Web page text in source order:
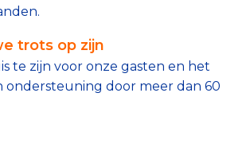
data over goede doelen
Sector
Donateurspanel
trots op zijn
te zijn voor onze gasten en het
ondersteuning door meer dan 60